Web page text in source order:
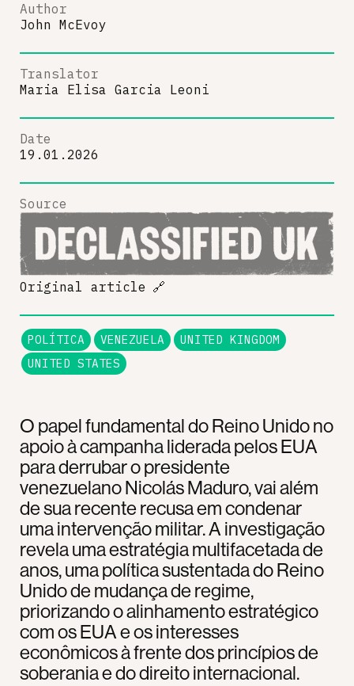
O papel fundamental do Reino Unido no
apoio à campanha liderada pelos EUA
para derrubar o presidente
venezuelano Nicolás Maduro, vai além
de sua recente recusa em condenar
uma intervenção militar. A investigação
revela uma estratégia multifacetada de
anos, uma política sustentada do Reino
Unido de mudança de regime,
priorizando o alinhamento estratégico
com os EUA e os interesses
econômicos à frente dos princípios de
soberania e do direito internacional.
Author
John McEvoy
Translator
Maria Elisa Garcia Leoni
Date
19.01.2026
Source
Original article 🔗
POLÍTICA VENEZUELA
UNITED KINGDOM
UNITED STATES